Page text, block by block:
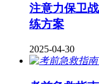
注意力保卫
练方案
2025-04-30